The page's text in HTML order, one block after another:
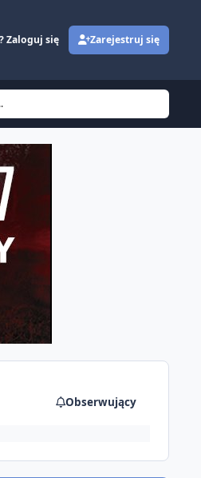
Zaloguj się Zarejestruj się
Obserwujący